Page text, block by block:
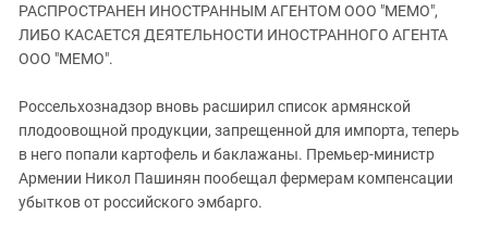
Российская Федерация
Северная Осетия - Алания
СКФО
РАСПРОСТРАНЕН ИНОСТРАННЫМ АГЕНТОМ ООО "МЕМО",
ЛИБО КАСАЕТСЯ ДЕЯТЕЛЬНОСТИ ИНОСТРАННОГО АГЕНТА
ООО "МЕМО".
Россельхознадзор вновь расширил список армянской
плодоовощной продукции, запрещенной для импорта, теперь
в него попали картофель и баклажаны. Премьер-министр
Армении Никол Пашинян пообещал фермерам компенсации
убытков от российского эмбарго.